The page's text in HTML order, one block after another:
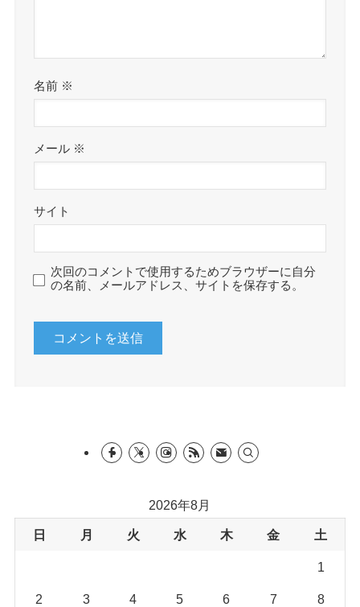
名前 ※
メール ※
サイト
次回のコメントで使用するためブラウザーに自分
の名前、メールアドレス、サイトを保存する。
2026年8月
日 月 火 水 木 金 土
1
2 3 4 5 6 7 8